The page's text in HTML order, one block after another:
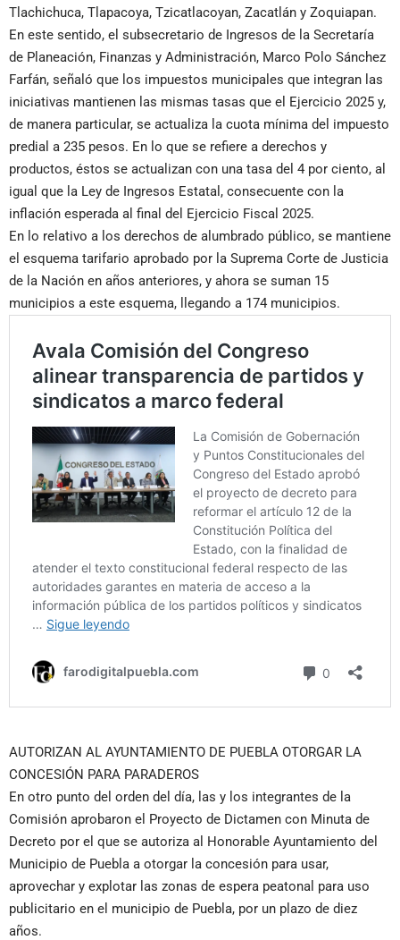
Tlachichuca, Tlapacoya, Tzicatlacoyan, Zacatlán y Zoquiapan.
En este sentido, el subsecretario de Ingresos de la Secretaría
de Planeación, Finanzas y Administración, Marco Polo Sánchez
Farfán, señaló que los impuestos municipales que integran las
iniciativas mantienen las mismas tasas que el Ejercicio 2025 y,
de manera particular, se actualiza la cuota mínima del impuesto
predial a 235 pesos. En lo que se refiere a derechos y
productos, éstos se actualizan con una tasa del 4 por ciento, al
igual que la Ley de Ingresos Estatal, consecuente con la
inflación esperada al final del Ejercicio Fiscal 2025.
En lo relativo a los derechos de alumbrado público, se mantiene
el esquema tarifario aprobado por la Suprema Corte de Justicia
de la Nación en años anteriores, y ahora se suman 15
municipios a este esquema, llegando a 174 municipios.
AUTORIZAN AL AYUNTAMIENTO DE PUEBLA OTORGAR LA
CONCESIÓN PARA PARADEROS
En otro punto del orden del día, las y los integrantes de la
Comisión aprobaron el Proyecto de Dictamen con Minuta de
Decreto por el que se autoriza al Honorable Ayuntamiento del
Municipio de Puebla a otorgar la concesión para usar,
aprovechar y explotar las zonas de espera peatonal para uso
publicitario en el municipio de Puebla, por un plazo de diez
años.